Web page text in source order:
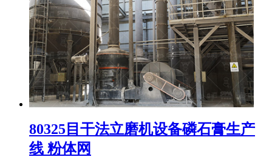
80325目干法立磨机设备磷石膏生产
线 粉体网